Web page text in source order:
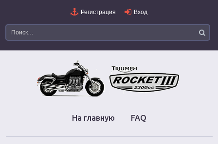
Регистрация Вход
На главную FAQ